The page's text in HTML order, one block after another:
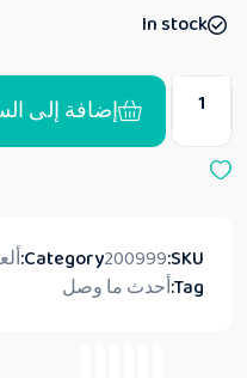
م
ن
In stock
إضافة إلى
SKU:
200999
Category:
Tag:أحدث ما وصل